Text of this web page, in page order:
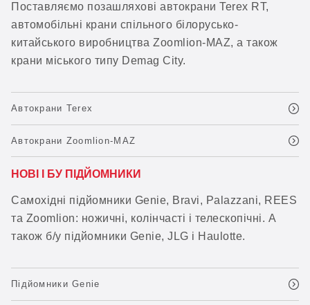
Поставляємо позашляхові автокрани Terex RT,
автомобільні крани спільного білорусько-
китайського виробництва Zoomlion-MAZ, а також
крани міського типу Demag City.
Автокрани Terex
Автокрани Zoomlion-MAZ
НОВІ І БУ ПІДЙОМНИКИ
Самохідні підйомники Genie, Bravi, Palazzani, REES
та Zoomlion: ножичні, колінчасті і телескопічні. А
також б/у підйомники Genie, JLG і Haulotte.
Підйомники Genie